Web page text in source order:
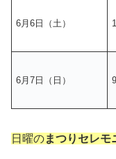
6月6日（土）
6月7日（日）
日曜のまつりセレモ